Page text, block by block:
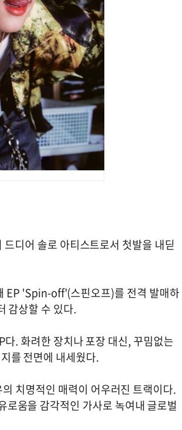
디어 솔로 아티스트로서 첫발을 내딛
EP 'Spin-off'(스핀오프)를 전격 발매하
감상할 수 있다.
. 화려한 장치나 포장 대신, 꾸밈없는
를 전면에 내세웠다.
치명적인 매력이 어우러진 트랙이다.
로움을 감각적인 가사로 녹여내 글로벌